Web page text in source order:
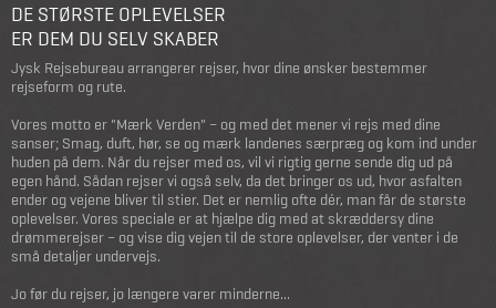
DE STØRSTE OPLEVELSER
ER DEM DU SELV SKABER
Jysk Rejsebureau arrangerer rejser, hvor dine ønsker bestemmer
rejseform og rute.
Vores motto er "Mærk Verden" – og med det mener vi rejs med dine
sanser; Smag, duft, hør, se og mærk landenes særpræg og kom ind under
huden på dem. Når du rejser med os, vil vi rigtig gerne sende dig ud på
egen hånd. Sådan rejser vi også selv, da det bringer os ud, hvor asfalten
ender og vejene bliver til stier. Det er nemlig ofte dér, man får de største
oplevelser. Vores speciale er at hjælpe dig med at skræddersy dine
drømmerejser – og vise dig vejen til de store oplevelser, der venter i de
små detaljer undervejs.
Jo før du rejser, jo længere varer minderne...